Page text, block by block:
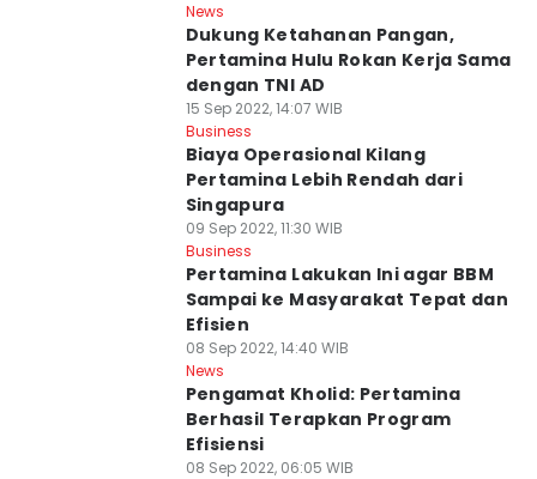
News
Dukung Ketahanan Pangan,
Pertamina Hulu Rokan Kerja Sama
dengan TNI AD
15 Sep 2022, 14:07 WIB
Business
Biaya Operasional Kilang
Pertamina Lebih Rendah dari
Singapura
09 Sep 2022, 11:30 WIB
Business
Pertamina Lakukan Ini agar BBM
Sampai ke Masyarakat Tepat dan
Efisien
08 Sep 2022, 14:40 WIB
News
Pengamat Kholid: Pertamina
Berhasil Terapkan Program
Efisiensi
08 Sep 2022, 06:05 WIB